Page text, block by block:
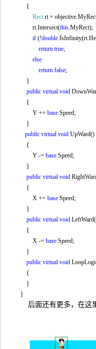
{
Rect rt =
rt.Intersect(this .MyRect);
if (!double
return true;
else
return false;
}
public virtual void
{
Y += base .Speed;
}
public virtual void UpWard()
{
Y -= base .Speed;
}
public virtual void
{
X += base .Speed;
}
public virtual void
{
X -= base .Speed;
}
public virtual void
{
}
}
后面还有更多，在这